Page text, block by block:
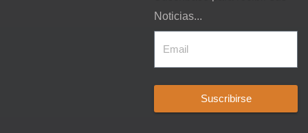
Noticias...
Suscribirse